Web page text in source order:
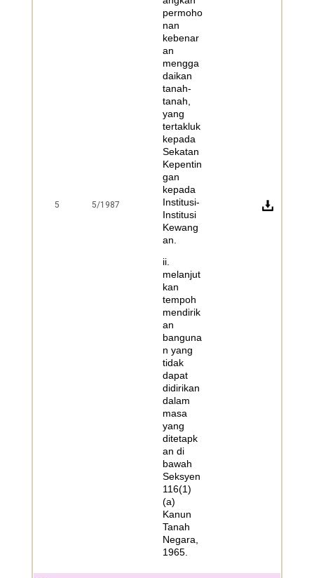
5 5/1987
permoho
nan
kebenar
an
mengga
daikan
tanah-
tanah,
yang
tertakluk
kepada
Sekatan
Kepentin
gan
kepada
Institusi-
Institusi
Kewang
an.
ii.
melanjut
kan
tempoh
mendirik
an
banguna
n yang
tidak
dapat
didirikan
dalam
masa
yang
ditetapk
an di
bawah
Seksyen
116(1)
(a)
Kanun
Tanah
Negara,
1965.